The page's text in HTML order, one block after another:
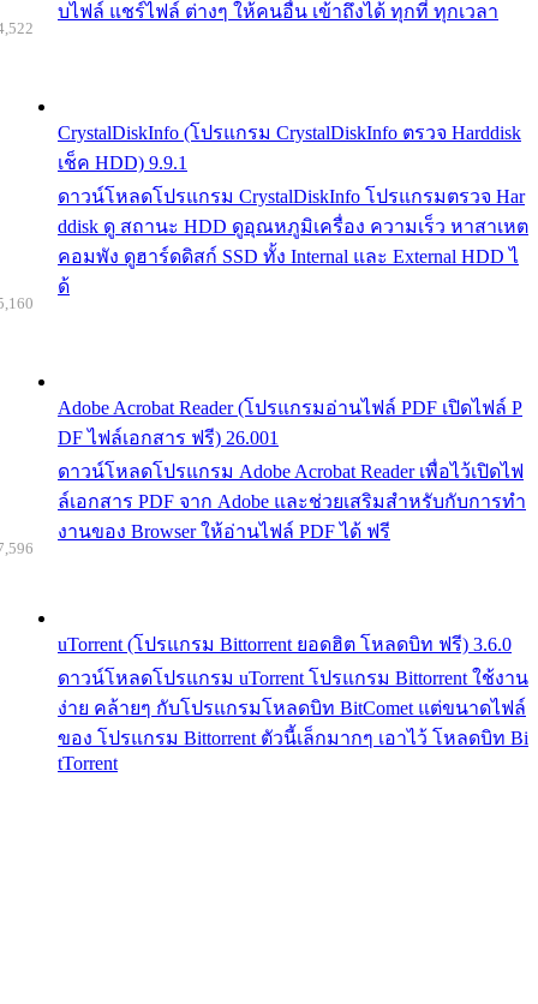
บไฟล์ แชร์ไฟล์ ต่างๆ ให้คนอื่น เข้าถึงได้ ทุกที่ ทุกเวลา
CrystalDiskInfo (โปรแกรม CrystalDiskInfo ตรวจ Harddisk
เช็ค HDD) 9.9.1
ดาวน์โหลดโปรแกรม CrystalDiskInfo โปรแกรมตรวจ Har
ddisk ดู สถานะ HDD ดูอุณหภูมิเครื่อง ความเร็ว หาสาเหต
คอมพัง ดูฮาร์ดดิสก์ SSD ทั้ง Internal และ External HDD ไ
ด้
Adobe Acrobat Reader (โปรแกรมอ่านไฟล์ PDF เปิดไฟล์ P
DF ไฟล์เอกสาร ฟรี) 26.001
ดาวน์โหลดโปรแกรม Adobe Acrobat Reader เพื่อไว้เปิดไฟ
ล์เอกสาร PDF จาก Adobe และช่วยเสริมสำหรับกับการทำ
งานของ Browser ให้อ่านไฟล์ PDF ได้ ฟรี
uTorrent (โปรแกรม Bittorrent ยอดฮิต โหลดบิท ฟรี) 3.6.0
ดาวน์โหลดโปรแกรม uTorrent โปรแกรม Bittorrent ใช้งาน
ง่าย คล้ายๆ กับโปรแกรมโหลดบิท BitComet แต่ขนาดไฟล์
ของ โปรแกรม Bittorrent ตัวนี้เล็กมากๆ เอาไว้ โหลดบิท Bi
tTorrent